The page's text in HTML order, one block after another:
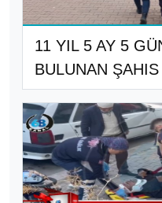
11 YIL 5 AY 5
BULUNAN